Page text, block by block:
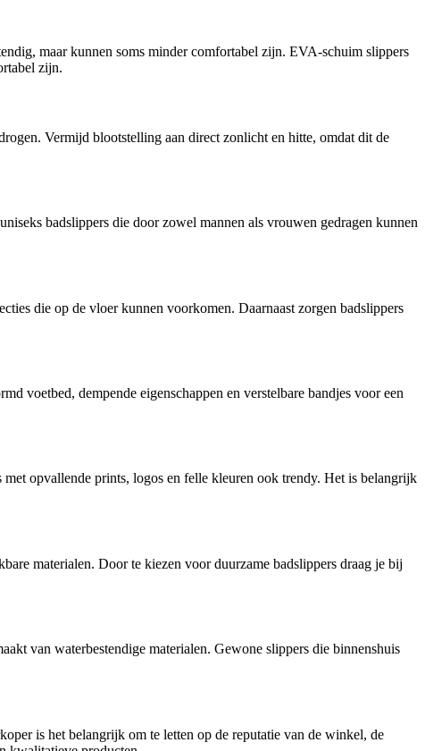
maar kunnen soms minder comfortabel zijn. EVA-schuim slippers
zijn.
Vermijd blootstelling aan direct zonlicht en hitte, omdat dit de
badslippers die door zowel mannen als vrouwen gedragen kunnen
die op de vloer kunnen voorkomen. Daarnaast zorgen badslippers
voetbed, dempende eigenschappen en verstelbare bandjes voor een
opvallende prints, logos en felle kleuren ook trendy. Het is belangrijk
materialen. Door te kiezen voor duurzame badslippers draag je bij
van waterbestendige materialen. Gewone slippers die binnenshuis
is het belangrijk om te letten op de reputatie van de winkel, de